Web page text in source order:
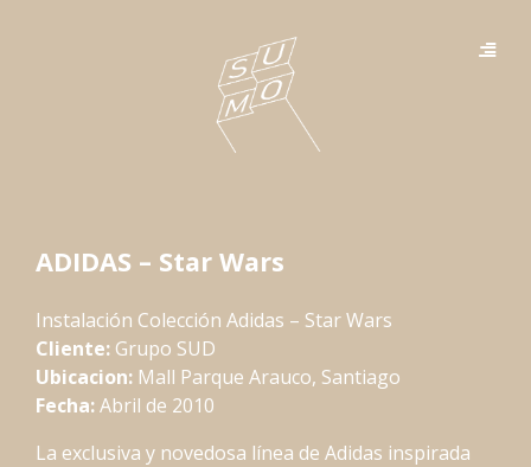
ADIDAS – Star Wars
Instalación Colección Adidas – Star Wars
Cliente: Grupo SUD
Ubicacion: Mall Parque Arauco, Santiago
Fecha:Abril de 2010
La exclusiva y novedosa línea de Adidas inspirada